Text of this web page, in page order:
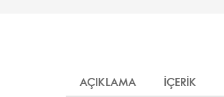
AÇIKLAMA İÇERIK